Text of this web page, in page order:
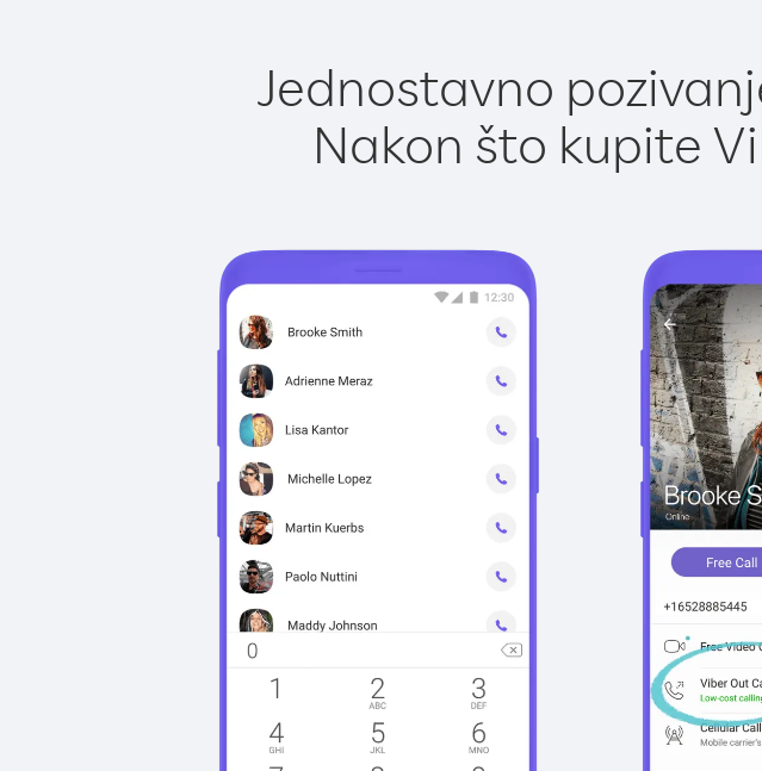
Jednostavno
Nakon što kupite